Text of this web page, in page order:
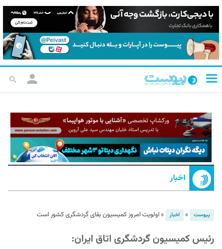
اخبار
پیوست » اخبار » اولویت امروز کمیسیون بقای گردشگری کشور است
رئیس کمیسیون گردشگری اتاق ایران: